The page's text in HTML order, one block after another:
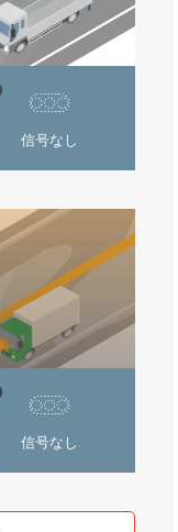
信号なし
信号なし